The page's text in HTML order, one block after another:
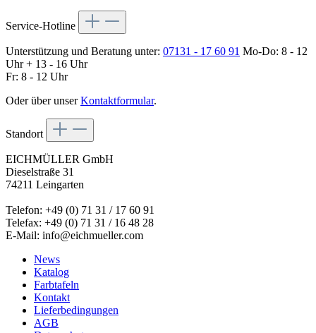
Service-Hotline
Unterstützung und Beratung unter: 07131 - 17 60 91 Mo-Do: 8 - 12
Uhr + 13 - 16 Uhr
Fr: 8 - 12 Uhr
Oder über unserKontaktformular.
Standort
EICHMÜLLER GmbH
Dieselstraße 31
74211 Leingarten
Telefon: +49 (0) 71 31 / 17 60 91
Telefax: +49 (0) 71 31 / 16 48 28
E-Mail: info@eichmueller.com
News
Katalog
Farbtafeln
Kontakt
Lieferbedingungen
AGB